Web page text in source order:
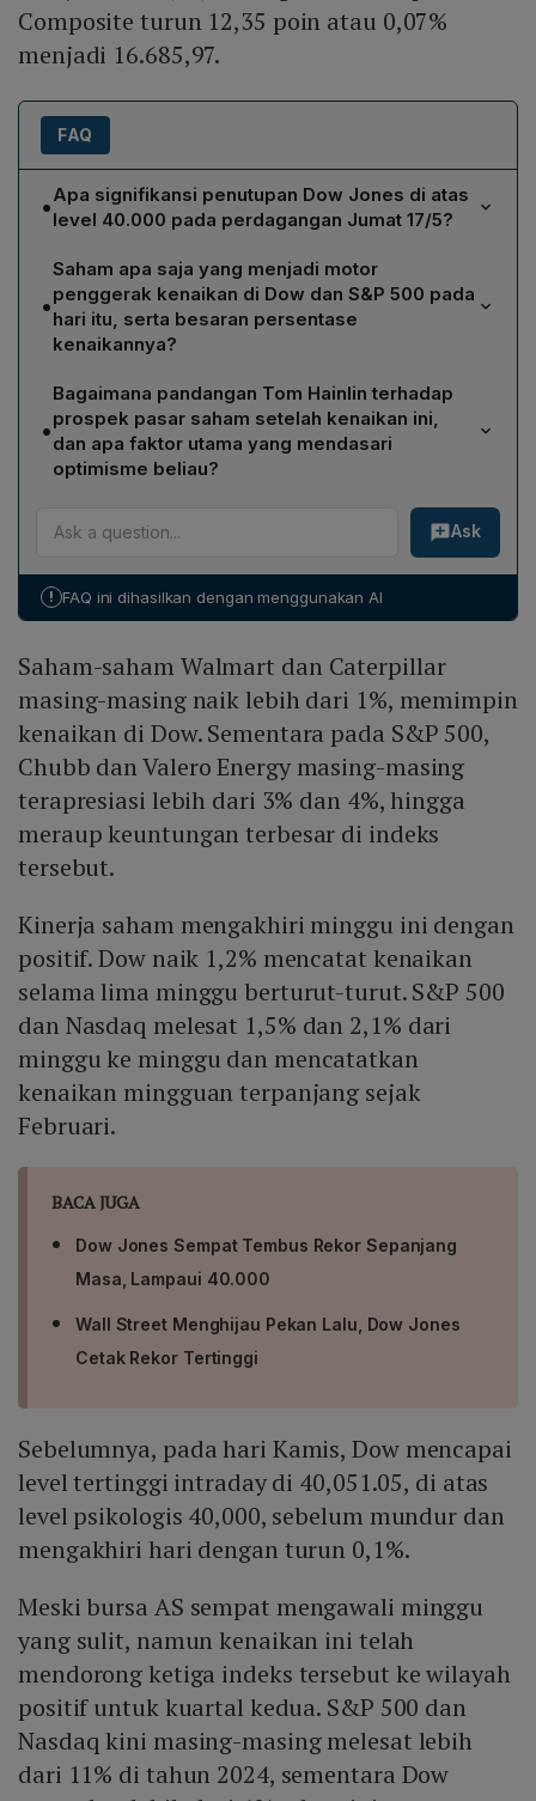
Composite turun 12,35 poin atau 0,07%
menjadi 16.685,97.
FAQ
•Apa signifikansi penutupan Dow Jones di atas
level 40.000 pada perdagangan Jumat 17/5?
Penutupan Dow Jones di atas 40.000 menandakan
pertama kalinya dalam sejarah indeks tersebut berakhir
di level psikologis itu, meski sebelumnya sempat
menyentuhnya intraday. Hal ini menegaskan momentum
minggu beruntun, dan membantu menggerakkan tiga
indeks utama AS ke wilayah positif untuk kuartal kedua.
•
Saham apa saja yang menjadi motor
penggerak kenaikan di Dow dan S&P 500 pada
hari itu, serta besaran persentase
kenaikannya?
Di Dow, Walmart dan Caterpillar masing-masing naik
lebih dari 1% dan memimpin kenaikan. Pada S&P 500,
Chubb naik lebih dari 3% dan Valero Energy naik lebih
dari 4%, menjadikan keduanya kontributor terbesar
•
Bagaimana pandangan Tom Hainlin terhadap
prospek pasar saham setelah kenaikan ini,
dan apa faktor utama yang mendasari
optimisme beliau?
Management, tetap optimistis bahwa pasar saham
dapat tetap kuat dalam beberapa bulan ke depan. Ia
dan inflasi yang mulai melambat sebagai fondasi utama,
dibandingkan sejarah.
Ask
! FAQ ini dihasilkan dengan menggunakan AI
Saham-saham Walmart dan Caterpillar
masing-masing naik lebih dari 1%, memimpin
kenaikan di Dow. Sementara pada S&P 500,
Chubb dan Valero Energy masing-masing
terapresiasi lebih dari 3% dan 4%, hingga
meraup keuntungan terbesar di indeks
tersebut.
Kinerja saham mengakhiri minggu ini dengan
positif. Dow naik 1,2% mencatat kenaikan
selama lima minggu berturut-turut. S&P 500
dan Nasdaq melesat 1,5% dan 2,1% dari
minggu ke minggu dan mencatatkan
kenaikan mingguan terpanjang sejak
Februari.
BACA JUGA
Dow Jones Sempat Tembus Rekor Sepanjang
Masa, Lampaui 40.000
Wall Street Menghijau Pekan Lalu, Dow Jones
Cetak Rekor Tertinggi
Sebelumnya, pada hari Kamis, Dow mencapai
level tertinggi intraday di 40,051.05, di atas
level psikologis 40,000, sebelum mundur dan
mengakhiri hari dengan turun 0,1%.
Meski bursa AS sempat mengawali minggu
yang sulit, namun kenaikan ini telah
mendorong ketiga indeks tersebut ke wilayah
positif untuk kuartal kedua. S&P 500 dan
Nasdaq kini masing-masing melesat lebih
dari 11% di tahun 2024, sementara Dow